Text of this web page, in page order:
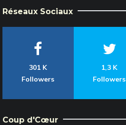
Réseaux Sociaux
301 K
Followers
1,3 K
Followers
Coup d'Cœur